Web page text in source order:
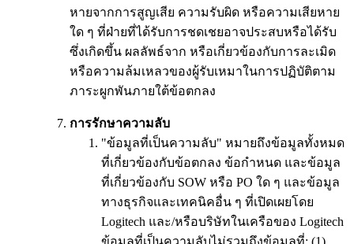
หายจากการสูญเสีย ความรับผิด หรือความเสียหาย
ใด ๆ ที่ฝ่ายที่ได้รับการชดเชยอาจประสบหรือได้รับ
ซึ่งเกิดขึ้น ผลลัพธ์จาก หรือเกี่ยวข้องกับการละเมิด
หรือความล้มเหลวของผู้รับเหมาในการปฏิบัติตาม
ภาระผูกพันภายใต้ข้อตกลง
การรักษาความลับ
"ข้อมูลที่เป็นความลับ" หมายถึงข้อมูลทั้งหมด
ที่เกี่ยวข้องกับข้อตกลง ข้อกำหนด และข้อมูล
ที่เกี่ยวข้องกับ SOW หรือ PO ใด ๆ และข้อมูล
ทางธุรกิจและเทคนิคอื่น ๆ ที่เปิดเผยโดย
Logitech และ/หรือบริษัทในเครือของ Logitech
ข้อมูลที่เป็นความลับไม่รวมถึงข้อมูลที่: (1)